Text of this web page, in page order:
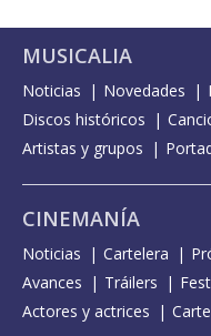
MUSICALIA
Noticias Novedades
Discos históricos
Artistas y grupos
CINEMANÍA
Noticias Cartelera
Avances
Tráilers
Actores y actrices